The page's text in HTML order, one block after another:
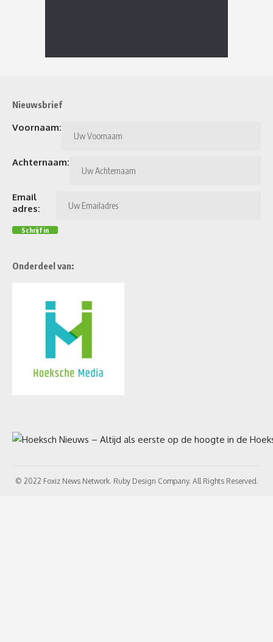
Nieuwsbrief
Voornaam:
Achternaam:
Email
adres:
Onderdeel van:
© 2022 Foxiz News Network. Ruby Design Company. All Rights Reserved.